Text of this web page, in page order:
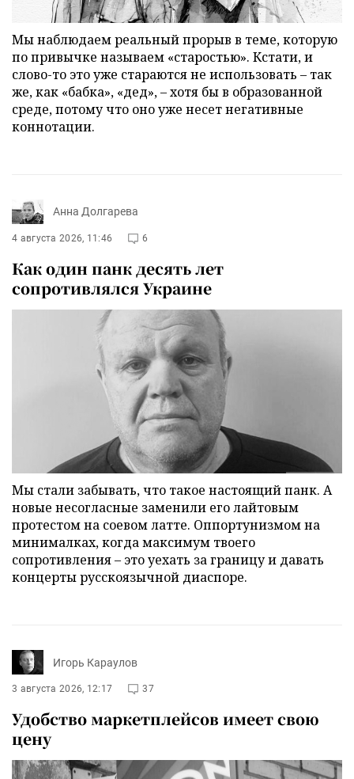
Мы наблюдаем реальный прорыв в теме, которую
по привычке называем «старостью». Кстати, и
слово-то это уже стараются не использовать – так
же, как «бабка», «дед», – хотя бы в образованной
среде, потому что оно уже несет негативные
коннотации.
Анна Долгарева
4 августа 2026, 11:46 6
Как один панк десять лет
сопротивлялся Украине
Мы стали забывать, что такое настоящий панк. А
новые несогласные заменили его лайтовым
протестом на соевом латте. Оппортунизмом на
минималках, когда максимум твоего
сопротивления – это уехать за границу и давать
концерты русскоязычной диаспоре.
Игорь Караулов
3 августа 2026, 12:17 37
Удобство маркетплейсов имеет свою
цену